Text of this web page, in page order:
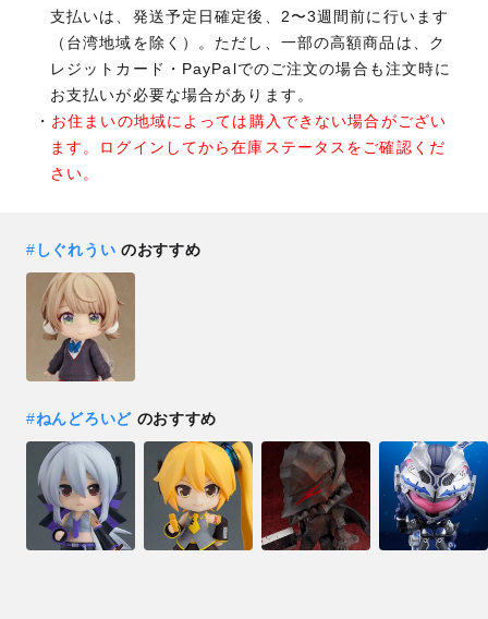
支払いは、発送予定日確定後、2〜3週間前に行います
（台湾地域を除く）。ただし、一部の高額商品は、ク
レジットカード・PayPalでのご注文の場合も注文時に
お支払いが必要な場合があります。
お住まいの地域によっては購入できない場合がござい
ます。ログインしてから在庫ステータスをご確認くだ
さい。
# しぐれうい のおすすめ
#ねんどろいどのおすすめ